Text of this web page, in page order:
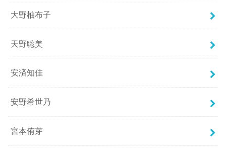
大野柚布子
天野聡美
安済知佳
安野希世乃
宮本侑芽